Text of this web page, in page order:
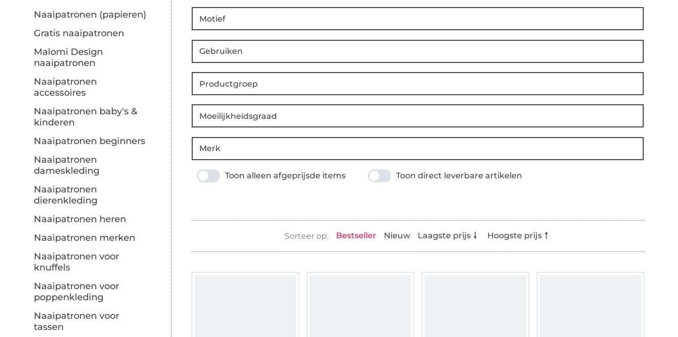
Naaipatronen (papieren)
Gratis naaipatronen
Malomi Design
naaipatronen
Naaipatronen
accessoires
Naaipatronen baby's &
kinderen
Naaipatronen beginners
Naaipatronen
dameskleding
Naaipatronen
dierenkleding
Naaipatronen heren
Naaipatronen merken
Naaipatronen voor
knuffels
Naaipatronen voor
poppenkleding
Naaipatronen voor
tassen
Motief
Gebruiken
Productgroep
Moeilijkheidsgraad
Merk
Toon alleen afgeprijsde items Toon direct leverbare artikelen
Bestseller Nieuw Laagste prijs Hoogste prijs